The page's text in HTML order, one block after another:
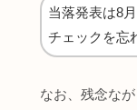
当落発表は8
チェックを忘
なお、残念な